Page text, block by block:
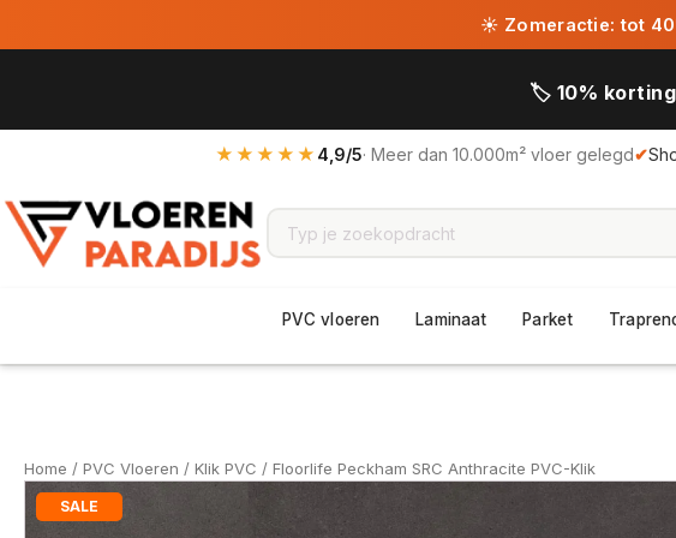
☀ Zomeractie: tot
🏷️ 10%
★★★★★ 4,9/5· Meer dan 10.000m² vloer gelegd✔
PVC vloeren Laminaat Parket
Home / PVC Vloeren / Klik PVC / Floorlife Peckham SRC Anthracite PVC-Klik
SALE